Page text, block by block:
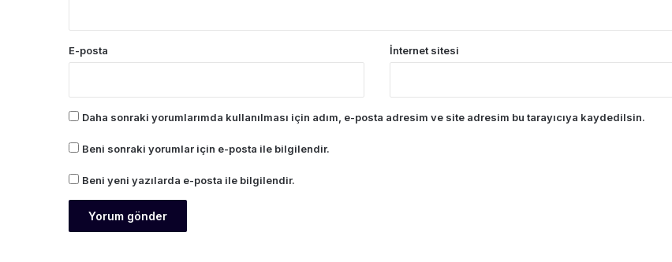
E-posta İnternet sitesi
Daha sonraki yorumlarımda kullanılması için adım, e-posta adresim ve site adresim bu tarayıcıya kaydedilsin.
Beni sonraki yorumlar için e-posta ile bilgilendir.
Beni yeni yazılarda e-posta ile bilgilendir.